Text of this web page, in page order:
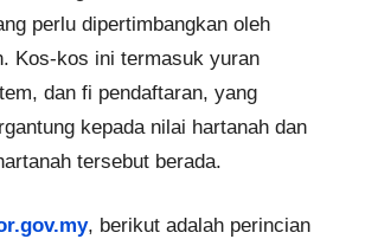
perlu dipertimbangkan oleh
Kos-kos ini termasuk yuran
dan fi pendaftaran, yang
kepada nilai hartanah dan
tersebut berada.
, berikut adalah perincian